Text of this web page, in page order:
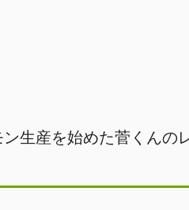
生産を始めた菅くんの